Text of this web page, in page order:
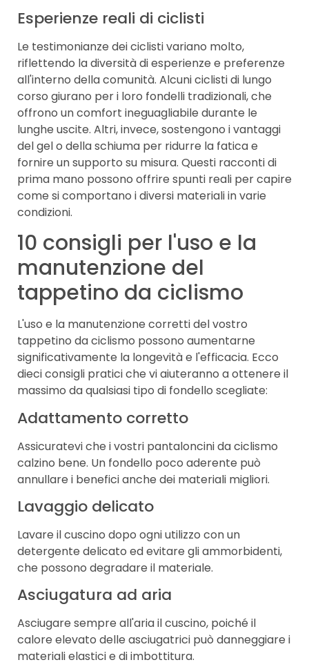
Esperienze reali di ciclisti
Le testimonianze dei ciclisti variano molto,
riflettendo la diversità di esperienze e preferenze
all'interno della comunità. Alcuni ciclisti di lungo
corso giurano per i loro fondelli tradizionali, che
offrono un comfort ineguagliabile durante le
lunghe uscite. Altri, invece, sostengono i vantaggi
del gel o della schiuma per ridurre la fatica e
fornire un supporto su misura. Questi racconti di
prima mano possono offrire spunti reali per capire
come si comportano i diversi materiali in varie
condizioni.
10 consigli per l'uso e la
manutenzione del
tappetino da ciclismo
L'uso e la manutenzione corretti del vostro
tappetino da ciclismo possono aumentarne
significativamente la longevità e l'efficacia. Ecco
dieci consigli pratici che vi aiuteranno a ottenere il
massimo da qualsiasi tipo di fondello scegliate:
Adattamento corretto
Assicuratevi che i vostri pantaloncini da ciclismo
calzino bene. Un fondello poco aderente può
annullare i benefici anche dei materiali migliori.
Lavaggio delicato
Lavare il cuscino dopo ogni utilizzo con un
detergente delicato ed evitare gli ammorbidenti,
che possono degradare il materiale.
Asciugatura ad aria
Asciugare sempre all'aria il cuscino, poiché il
calore elevato delle asciugatrici può danneggiare i
materiali elastici e di imbottitura.